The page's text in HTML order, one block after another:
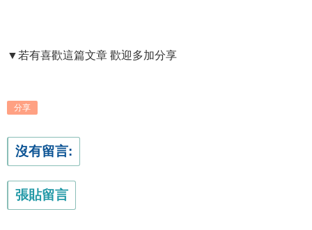
▼若有喜歡這篇文章 歡迎多加分享
分享
沒有留言:
張貼留言